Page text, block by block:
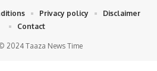
2024 Taaza News Time
Privacy policy
Disclaimer
Contact